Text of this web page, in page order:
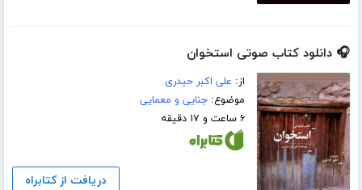
🎧 دانلود کتاب صوتی استخوان
از: علی اکبر حیدری
موضوع:جنایی و معمایی
۶ ساعت و ۱۷ دقیقه
دریافت از کتابراه